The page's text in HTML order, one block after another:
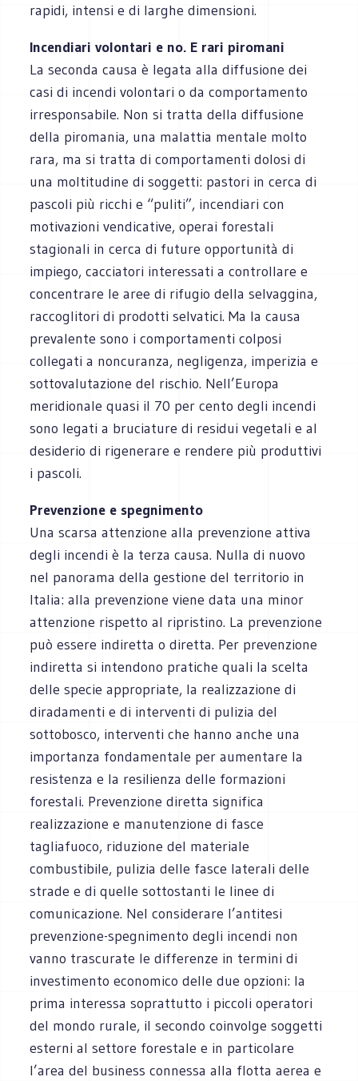
rapidi, intensi e di larghe dimensioni.
Incendiari volontari e no. E rari piromani
La seconda causa è legata alla diffusione dei
casi di incendi volontari o da comportamento
irresponsabile. Non si tratta della diffusione
della piromania, una malattia mentale molto
rara, ma si tratta di comportamenti dolosi di
una moltitudine di soggetti: pastori in cerca di
pascoli più ricchi e “puliti”, incendiari con
motivazioni vendicative, operai forestali
stagionali in cerca di future opportunità di
impiego, cacciatori interessati a controllare e
concentrare le aree di rifugio della selvaggina,
raccoglitori di prodotti selvatici. Ma la causa
prevalente sono i comportamenti colposi
collegati a noncuranza, negligenza, imperizia e
sottovalutazione del rischio. Nell’Europa
meridionale quasi il 70 per cento degli incendi
sono legati a bruciature di residui vegetali e al
desiderio di rigenerare e rendere più produttivi
i pascoli.
Prevenzione e spegnimento
Una scarsa attenzione alla prevenzione attiva
degli incendi è la terza causa. Nulla di nuovo
nel panorama della gestione del territorio in
Italia: alla prevenzione viene data una minor
attenzione rispetto al ripristino. La prevenzione
può essere indiretta o diretta. Per prevenzione
indiretta si intendono pratiche quali la scelta
delle specie appropriate, la realizzazione di
diradamenti e di interventi di pulizia del
sottobosco, interventi che hanno anche una
importanza fondamentale per aumentare la
resistenza e la resilienza delle formazioni
forestali. Prevenzione diretta significa
realizzazione e manutenzione di fasce
tagliafuoco, riduzione del materiale
combustibile, pulizia delle fasce laterali delle
strade e di quelle sottostanti le linee di
comunicazione. Nel considerare l’antitesi
prevenzione-spegnimento degli incendi non
vanno trascurate le differenze in termini di
investimento economico delle due opzioni: la
prima interessa soprattutto i piccoli operatori
del mondo rurale, il secondo coinvolge soggetti
esterni al settore forestale e in particolare
l’area del business connessa alla flotta aerea e